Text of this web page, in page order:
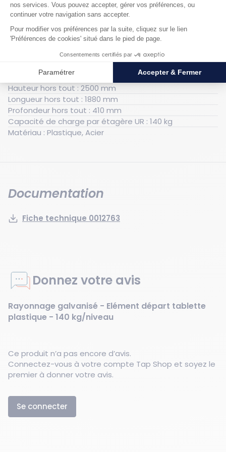
Générales
Poids : 34 kg
Hauteur utile : 2500 mm
Longueur utile : 1800 mm
Hauteur hors tout : 2500 mm
Longueur hors tout : 1880 mm
Profondeur hors tout : 410 mm
Capacité de charge par étagère UR : 140 kg
Matériau : Plastique, Acier
Documentation
Fiche technique 0012763
Donnez votre avis
Rayonnage galvanisé - Elément départ tablette
plastique - 140 kg/niveau
Ce produit n’a pas encore d’avis.
Connectez-vous à votre compte Tap Shop et soyez le
premier à donner votre avis.
Se connecter